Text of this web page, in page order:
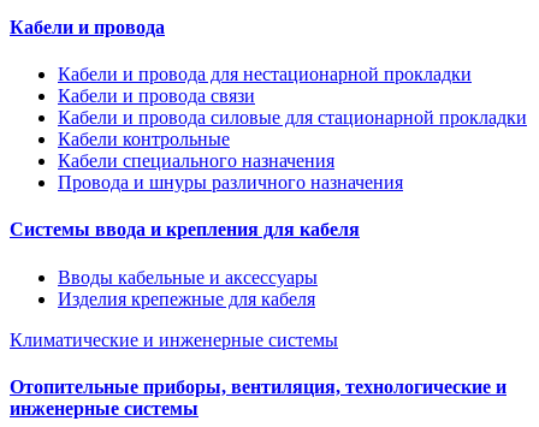
Кабели и провода
Кабели и провода для нестационарной прокладки
Кабели и провода связи
Кабели и провода силовые для стационарной прокладки
Кабели контрольные
Кабели специального назначения
Провода и шнуры различного назначения
Системы ввода и крепления для кабеля
Вводы кабельные и аксессуары
Изделия крепежные для кабеля
Климатические и инженерные системы
Отопительные приборы, вентиляция, технологические и
инженерные системы